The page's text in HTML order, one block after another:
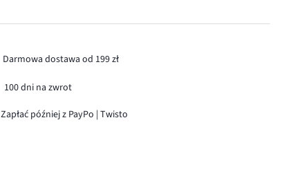
Darmowa dostawa od 199 zł
100 dni na zwrot
Zapłać później z PayPo | Twisto